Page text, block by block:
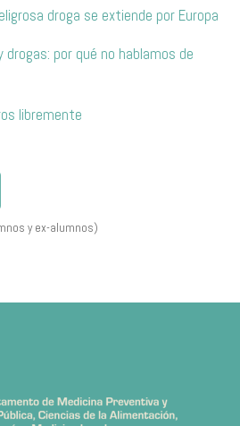
droga se extiende por Europa
por qué no hablamos de
libremente
y ex-alumnos)